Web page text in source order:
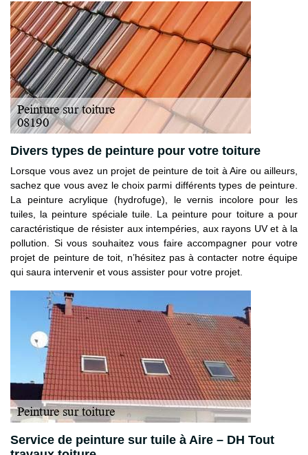
Divers types de peinture pour votre toiture
Lorsque vous avez un projet de peinture de toit à Aire ou ailleurs,
sachez que vous avez le choix parmi différents types de peinture.
La peinture acrylique (hydrofuge), le vernis incolore pour les
tuiles, la peinture spéciale tuile. La peinture pour toiture a pour
caractéristique de résister aux intempéries, aux rayons UV et à la
pollution. Si vous souhaitez vous faire accompagner pour votre
projet de peinture de toit, n’hésitez pas à contacter notre équipe
qui saura intervenir et vous assister pour votre projet.
Service de peinture sur tuile à Aire – DH Tout